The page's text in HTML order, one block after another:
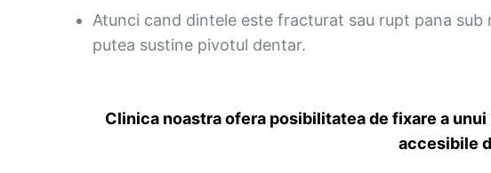
Atunci cand dintele este fracturat sau rupt pana
putea sustine pivotul dentar.
Clinica noastra ofera posibilitatea de fixare a
accesibile